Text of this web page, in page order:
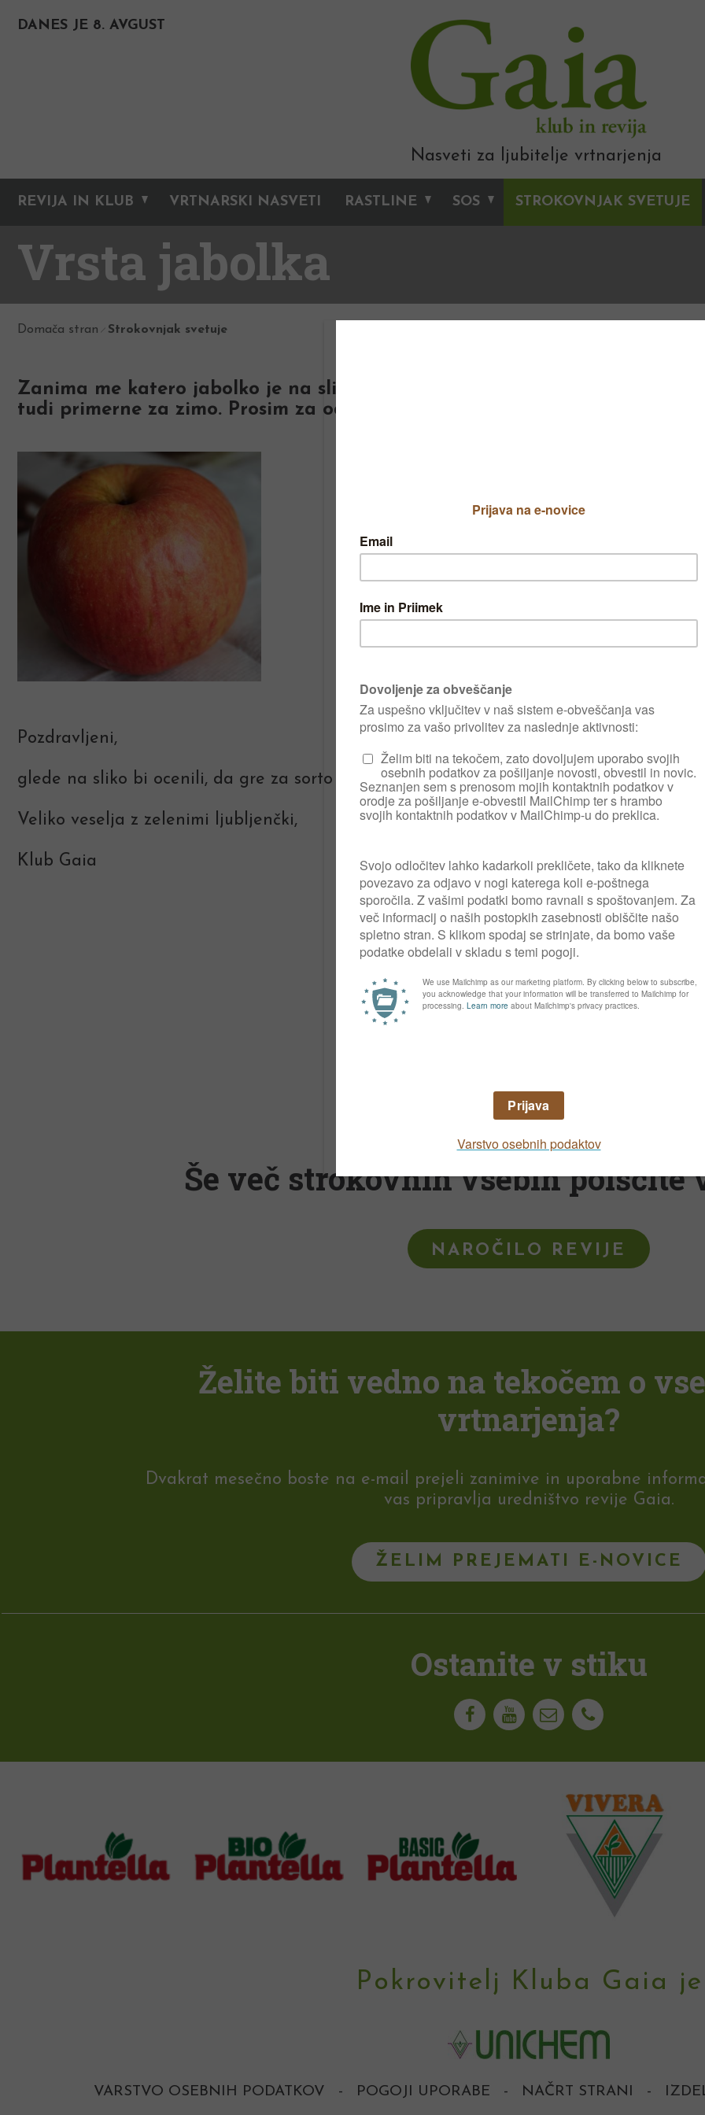
DANES JE 8. AVGUST
Nasveti za ljubitelje vrtnarjenja
REVIJA IN KLUB VRTNARSKI NASVETI RASTLINE SOS STROKOVNJAK SVETUJE
Vrsta jabolka
Domača stran Strokovnjak svetuje
Zanima me katero jabolko je na sliki. Lani mi je ta jablana čudovito
tudi primerne za zimo. Prosim za odgovor
Pozdravljeni,
glede na sliko bi ocenili, da gre za sorto Topaz, ki obrodi v septembru in je dobro
Veliko veselja z zelenimi ljubljenčki,
Klub Gaia
KJE
Za komentiranje se prijavite
Še več strokovnih vsebin poiščite
NAROČILO REVIJE
Želite biti vedno na tekočem o
vrtnarjenja?
Dvakrat mesečno boste na e-mail prejeli zanimive in uporabne
vas pripravlja uredništvo revije Gaia.
ŽELIM PREJEMATI E-NOVICE
Ostanite v stiku
Pokrovitelj Kluba Gaia je
VARSTVO OSEBNIH PODATKOV - POGOJI UPORABE - NAČRT STRANI -